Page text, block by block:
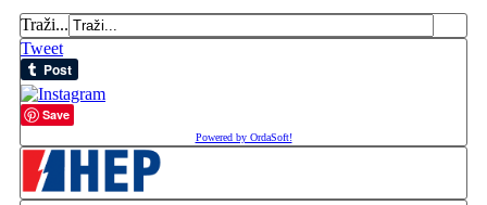
Traži...
Tweet
Save
Powered by OrdaSoft!